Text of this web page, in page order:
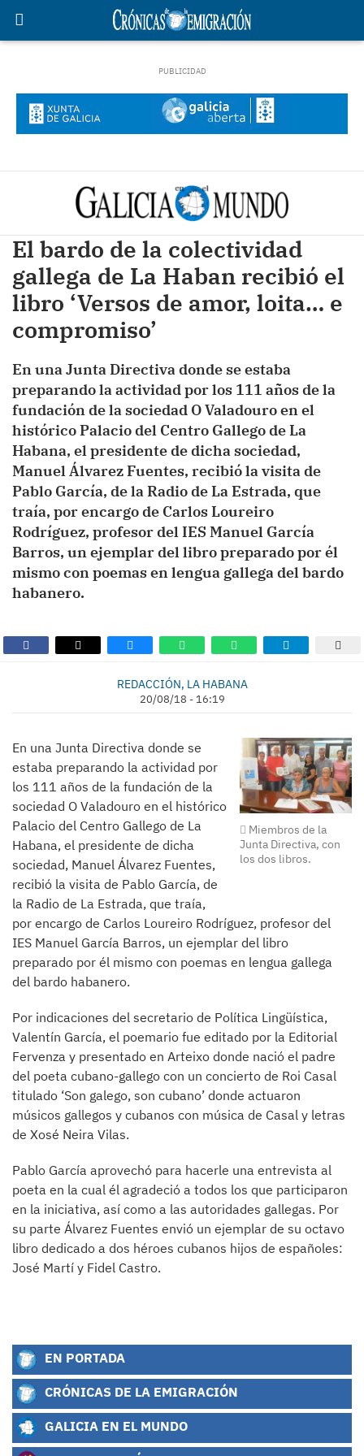
El bardo de la colectividad
gallega de La Haban recibió el
libro ‘Versos de amor, loita… e
compromiso’
En una Junta Directiva donde se estaba
preparando la actividad por los 111 años de la
fundación de la sociedad O Valadouro en el
histórico Palacio del Centro Gallego de La
Habana, el presidente de dicha sociedad,
Manuel Álvarez Fuentes, recibió la visita de
Pablo García, de la Radio de La Estrada, que
traía, por encargo de Carlos Loureiro
Rodríguez, profesor del IES Manuel García
Barros, un ejemplar del libro preparado por él
mismo con poemas en lengua gallega del bardo
habanero.
REDACCIÓN, LA HABANA
20/08/18 - 16:19
Miembros de la
Junta Directiva, con
los dos libros.
En una Junta Directiva donde se
estaba preparando la actividad por
los 111 años de la fundación de la
sociedad O Valadouro en el histórico
Palacio del Centro Gallego de La
Habana, el presidente de dicha
sociedad, Manuel Álvarez Fuentes,
recibió la visita de Pablo García, de
la Radio de La Estrada, que traía,
por encargo de Carlos Loureiro Rodríguez, profesor del
IES Manuel García Barros, un ejemplar del libro
preparado por él mismo con poemas en lengua gallega
del bardo habanero.
Por indicaciones del secretario de Política Lingüística,
Valentín García, el poemario fue editado por la Editorial
Fervenza y presentado en Arteixo donde nació el padre
del poeta cubano-gallego con un concierto de Roi Casal
titulado ‘Son galego, son cubano’ donde actuaron
músicos gallegos y cubanos con música de Casal y letras
de Xosé Neira Vilas.
Pablo García aprovechó para hacerle una entrevista al
poeta en la cual él agradeció a todos los que participaron
en la iniciativa, así como a las autoridades gallegas. Por
su parte Álvarez Fuentes envió un ejemplar de su octavo
libro dedicado a dos héroes cubanos hijos de españoles:
José Martí y Fidel Castro.
EN PORTADA
CRÓNICAS DE LA EMIGRACIÓN
GALICIA EN EL MUNDO